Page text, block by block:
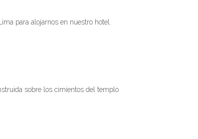
para alojarnos en nuestro hotel.
sobre los cimientos del templo